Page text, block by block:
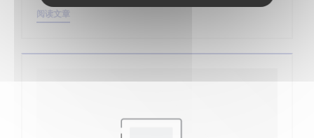
阅读文章((在新窗口中打开))